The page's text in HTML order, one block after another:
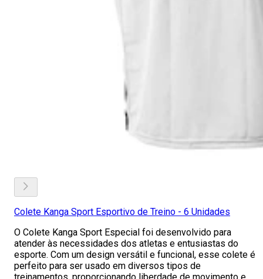
Colete Kanga Sport Esportivo de Treino - 6 Unidades
O Colete Kanga Sport Especial foi desenvolvido para
atender às necessidades dos atletas e entusiastas do
esporte. Com um design versátil e funcional, esse colete é
perfeito para ser usado em diversos tipos de